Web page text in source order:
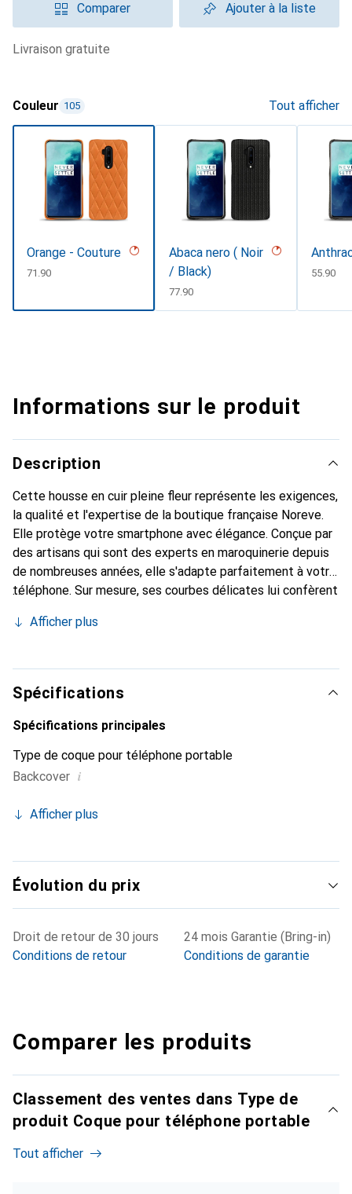
Comparer Ajouter à la liste
livraison gratuite
Couleur 105 Tout afficher
Orange - Couture
CHF
71.90
Abaca nero ( Noir
/ Black)
CHF
77.90
CHF
55.90
Informations sur le produit
Description
Cette housse en cuir pleine fleur représente les exigences,
la qualité et l'expertise de la boutique française Noreve.
Elle protège votre smartphone avec élégance. Conçue par
des artisans qui sont des experts en maroquinerie depuis
de nombreuses années, elle s'adapte parfaitement à votre
téléphone. Sur mesure, ses courbes délicates lui confèrent
chic et essentiel de votre smartphone. Reconnaître
marque Noreve est un choix sûr pour une clientèle
exigeante.
Afficher plus
Spécifications
Spécifications principales
Type de coque pour téléphone portable
Backcover i
Afficher plus
Évolution du prix
Droit de retour de 30 jours
Conditions de retour
24 mois Garantie (Bring-in)
Conditions de garantie
Comparer les produits
Classement des ventes dans Type de
produit Coque pour téléphone portable
Tout afficher